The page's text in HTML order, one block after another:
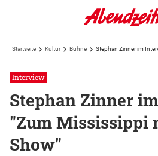
Startseite Kultur Bühne
Interview
Stephan Zinner
"Zum Mississippi
Show"